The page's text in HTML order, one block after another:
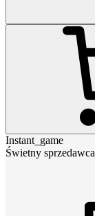
Instant_game
Świetny sprzedawca